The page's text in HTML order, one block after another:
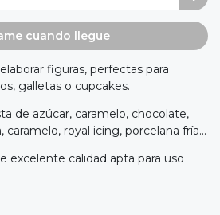
cuando llegue
figuras, perfectas para
galletas o cupcakes.
de azúcar, caramelo, chocolate,
royal icing, porcelana fría...
excelente calidad apta para uso